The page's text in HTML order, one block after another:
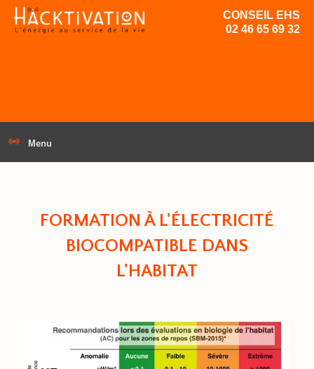
CONSEIL EHS
02 46 65 69 32
Menu
FORMATION À L'ÉLECTRICITÉ
BIOCOMPATIBLE DANS
L'HABITAT